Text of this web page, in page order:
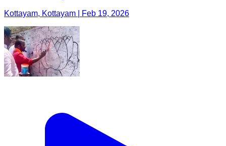
Kottayam, Kottayam | Feb 19, 2026